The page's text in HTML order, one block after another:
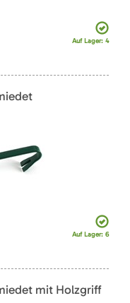
Auf Lager: 4
Auf Lager: 6
mit Holzgriff